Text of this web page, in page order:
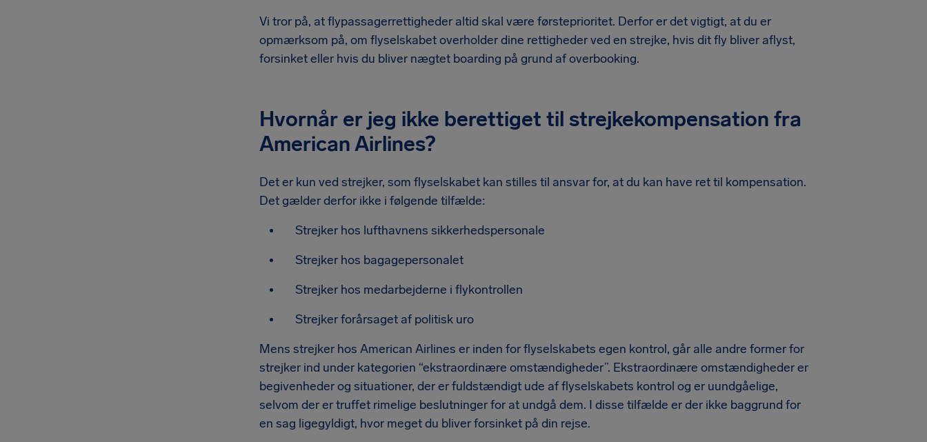
Vi tror på, at flypassagerrettigheder altid skal være førsteprioritet. Derfor er det vigtigt, at du er
opmærksom på, om flyselskabet overholder dine rettigheder ved en strejke, hvis dit fly bliver aflyst,
forsinket eller hvis du bliver nægtet boarding på grund af overbooking.
Hvornår er jeg ikke berettiget til strejkekompensation fra
American Airlines?
Det er kun ved strejker, som flyselskabet kan stilles til ansvar for, at du kan have ret til kompensation.
Det gælder derfor ikke i følgende tilfælde:
Strejker hos lufthavnens sikkerhedspersonale
Strejker hos bagagepersonalet
Strejker hos medarbejderne i flykontrollen
Strejker forårsaget af politisk uro
Mens strejker hos American Airlines er inden for flyselskabets egen kontrol, går alle andre former for
strejker ind under kategorien “ekstraordinære omstændigheder”. Ekstraordinære omstændigheder er
begivenheder og situationer, der er fuldstændigt ude af flyselskabets kontrol og er uundgåelige,
selvom der er truffet rimelige beslutninger for at undgå dem. I disse tilfælde er der ikke baggrund for
en sag ligegyldigt, hvor meget du bliver forsinket på din rejse.